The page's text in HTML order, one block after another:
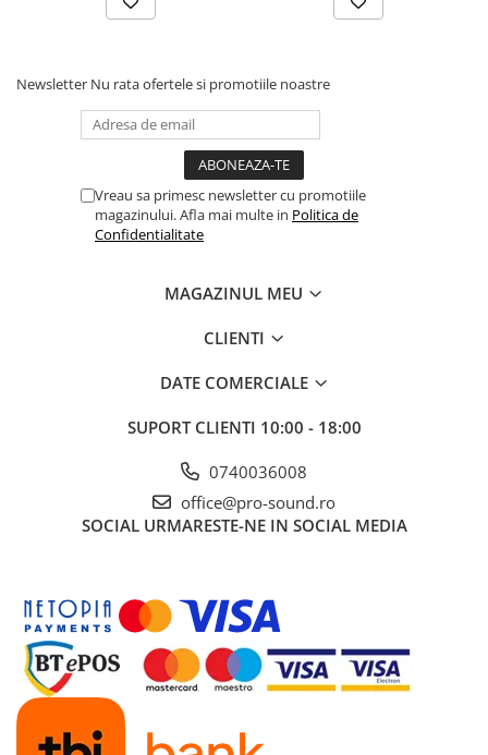
Cabluri audio
Cabluri de instrumente
Cabluri DMX
Cabluri MIDI si audio digitale
Cabluri multicore
Case-uri, rack, huse si genti
Case-uri universale
Amplificatoare de casti
Casti DJ
Casti Hi-fi
Casti In ear pentru monitorizare
Casti Noise Cancelling
Casti Studio
Casti wireless / fara fir
Newsletter Nu rata ofertele si promotiile noastre
Vreau sa primesc newsletter cu promotiile
magazinului. Afla mai multe in Politica de
Confidentialitate
MAGAZINUL MEU
CLIENTI
DATE COMERCIALE
SUPORT CLIENTI 10:00 - 18:00
0740036008
office@pro-sound.ro
SOCIAL URMARESTE-NE IN SOCIAL MEDIA